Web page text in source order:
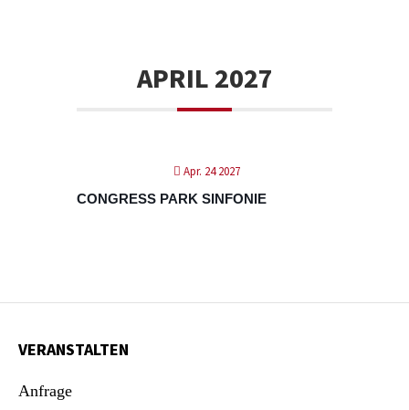
APRIL 2027
Apr. 24 2027
CONGRESS PARK SINFONIE
VERANSTALTEN
Anfrage